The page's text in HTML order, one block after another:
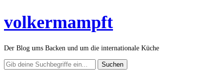
volkermampft
Der Blog ums Backen und um die internationale Küche